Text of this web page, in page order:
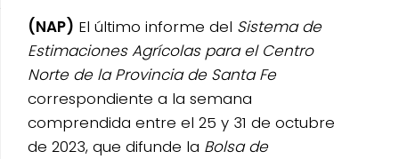
(NAP) El último informe del Sistema de
Estimaciones Agrícolas para el Centro
Norte de la Provincia de Santa Fe
correspondiente a la semana
comprendida entre el 25 y 31 de octubre
de 2023, que difunde la Bolsa de